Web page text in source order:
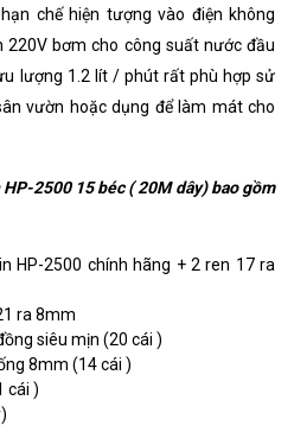
chế hiện tượng vào điện không
220V bơm cho công suất nước đầu
lượng 1.2 lít / phút rất phù hợp sử
vườn hoặc dụng để làm mát cho
2500 15 béc ( 20M dây) bao gồm
HP-2500 chính hãng + 2 ren 17 ra
ra 8mm
siêu mịn (20 cái )
8mm (14 cái )
cái )